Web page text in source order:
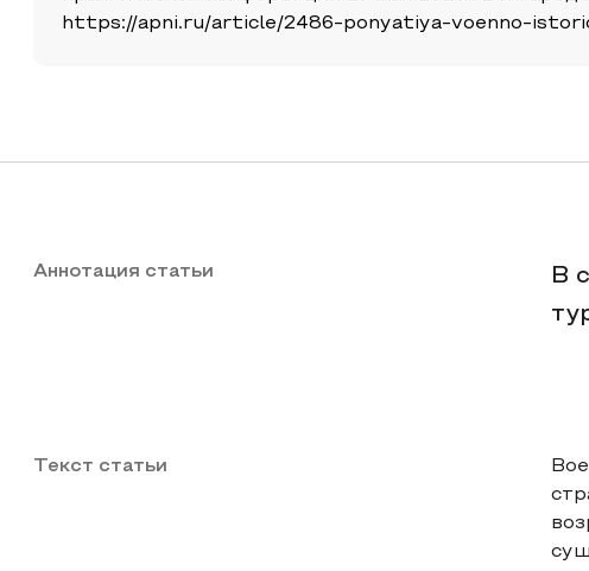
https://apni.ru/article/2486-ponyatiya-voenno-
Аннотация статьи
В
Текст статьи